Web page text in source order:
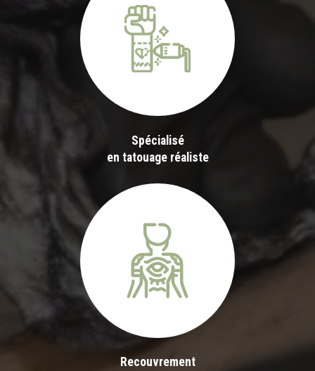
Spécialisé
en tatouage réaliste
Recouvrement